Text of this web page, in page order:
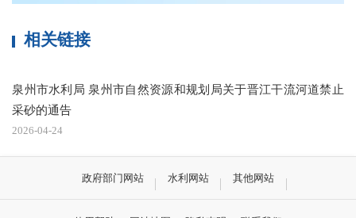
相关链接
泉州市水利局 泉州市自然资源和规划局关于晋江干流河道禁止
采砂的通告
2026-04-24
政府部门网站 水利网站 其他网站